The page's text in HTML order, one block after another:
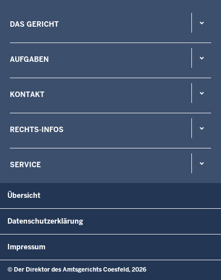
DAS GERICHT
AUFGABEN
KONTAKT
RECHTS-INFOS
SERVICE
Übersicht
Datenschutzerklärung
Impressum
© Der Direktor des Amtsgerichts Coesfeld, 2026